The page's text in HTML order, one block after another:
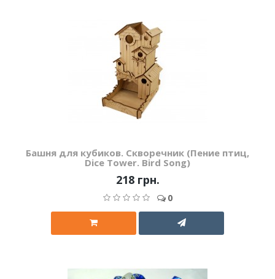
Башня для кубиков. Скворечник (Пение птиц,
Dice Tower. Bird Song)
218 грн.
0